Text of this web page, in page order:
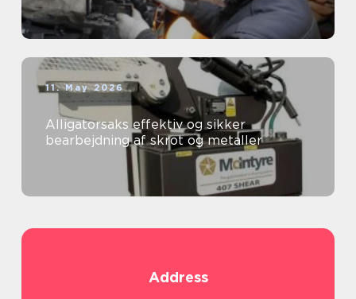
11. May 2026
Alligatorsaks effektiv og sikker
bearbejdning af skrot og metaller
Address